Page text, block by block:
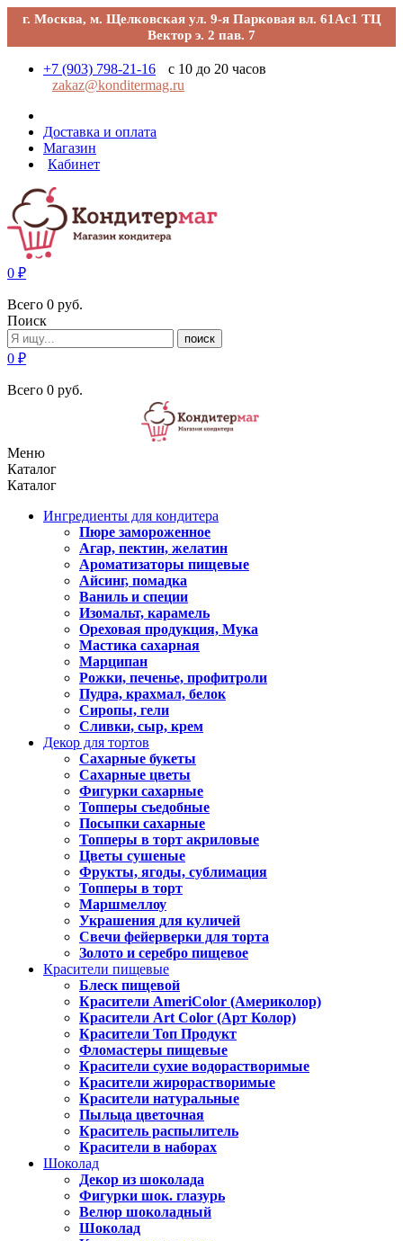
г. Москва, м. Щелковская ул. 9-я Парковая вл. 61Ас1 ТЦ
Вектор э. 2 пав. 7
+7 (903) 798-21-16
с 10 до 20 часов
zakaz@konditermag.ru
Доставка и оплата
Магазин
Кабинет
0 ₽
Всего 0 руб.
Поиск
поиск
0 ₽
Всего 0 руб.
Меню
Каталог
Каталог
Ингредиенты для кондитера
Пюре замороженное
Агар, пектин, желатин
Ароматизаторы пищевые
Айсинг, помадка
Ваниль и специи
Изомальт, карамель
Ореховая продукция, Мука
Мастика сахарная
Марципан
Рожки, печенье, профитроли
Пудра, крахмал, белок
Сиропы, гели
Сливки, сыр, крем
Декор для тортов
Сахарные букеты
Сахарные цветы
Фигурки сахарные
Топперы съедобные
Посыпки сахарные
Топперы в торт акриловые
Цветы сушеные
Фрукты, ягоды, сублимация
Топперы в торт
Маршмеллоу
Украшения для куличей
Свечи фейерверки для торта
Золото и серебро пищевое
Красители пищевые
Блеск пищевой
Красители AmeriColor (Америколор)
Красители Art Color (Арт Колор)
Красители Топ Продукт
Фломастеры пищевые
Красители сухие водорастворимые
Красители жирорастворимые
Красители натуральные
Пыльца цветочная
Краситель распылитель
Красители в наборах
Шоколад
Декор из шоколада
Фигурки шок. глазурь
Велюр шоколадный
Шоколад